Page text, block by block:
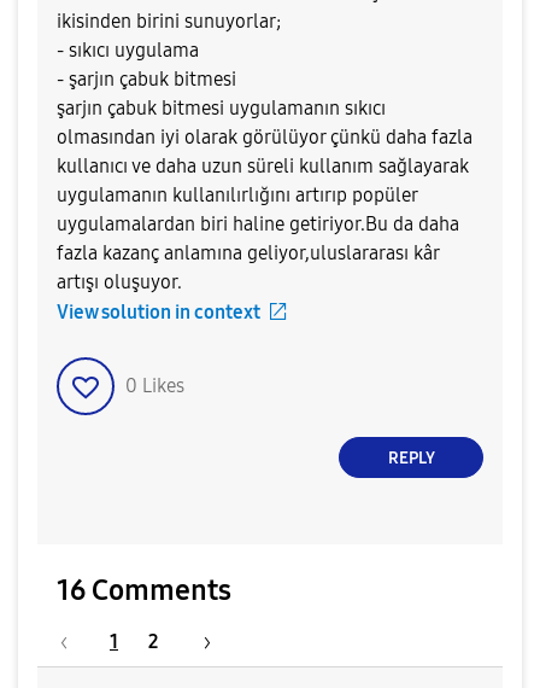
ikisinden birini sunuyorlar;
- sıkıcı uygulama
- şarjın çabuk bitmesi
şarjın çabuk bitmesi uygulamanın sıkıcı
olmasından iyi olarak görülüyor çünkü daha fazla
kullanıcı ve daha uzun süreli kullanım sağlayarak
uygulamanın kullanılırlığını artırıp popüler
uygulamalardan biri haline getiriyor.Bu da daha
fazla kazanç anlamına geliyor,uluslararası kâr
artışı oluşuyor.
View solution in context
0 Likes
REPLY
16 Comments
1 2